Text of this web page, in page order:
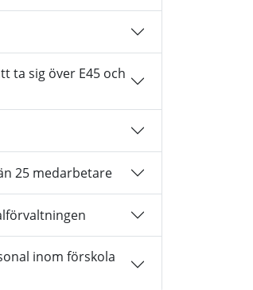
ta sig över E45 och
25 medarbetare
inom förskola